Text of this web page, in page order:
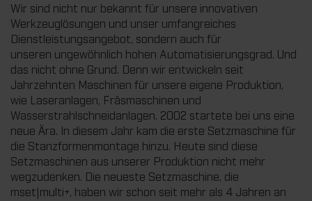
Wir sind nicht nur bekannt für unsere innovativen
Werkzeuglösungen und unser umfangreiches
Dienstleistungsangebot, sondern auch für
unseren ungewöhnlich hohen Automatisierungsgrad. Und
das nicht ohne Grund. Denn wir entwickeln seit
Jahrzehnten Maschinen für unsere eigene Produktion,
wie Laseranlagen, Fräsmaschinen und
Wasserstrahlschneidanlagen. 2002 startete bei uns eine
neue Ära. In diesem Jahr kam die erste Setzmaschine für
die Stanzformenmontage hinzu. Heute sind diese
Setzmaschinen aus unserer Produktion nicht mehr
wegzudenken. Die neueste Setzmaschine, die
mset|multi+, haben wir schon seit mehr als 4 Jahren an